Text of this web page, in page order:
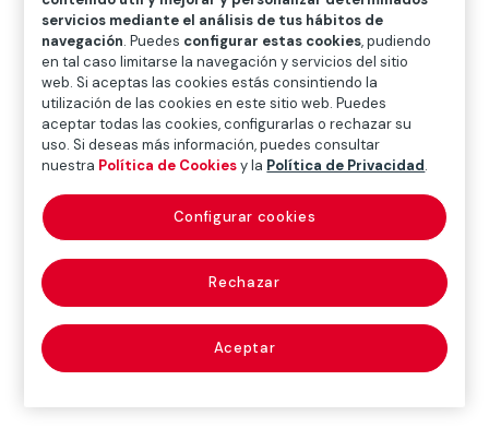
Teléfono: +34 93 272 31 80
Cómo llegar
www.tmb.cat
Metro: L4 y L1
www.tmb.cat
Bicis: 396; 397
www.bicing.barcelona/es
servicios mediante el análisis de tus hábitos de
navegación. Puedes configurar estas cookies, pudiendo
en tal caso limitarse la navegación y servicios del sitio
web. Si aceptas las cookies estás consintiendo la
utilización de las cookies en este sitio web. Puedes
aceptar todas las cookies, configurarlas o rechazar su
uso. Si deseas más información, puedes consultar
nuestra Política de Cookiesy la Política de Privacidad.
Rechazar
Aceptar
Configurar cookies